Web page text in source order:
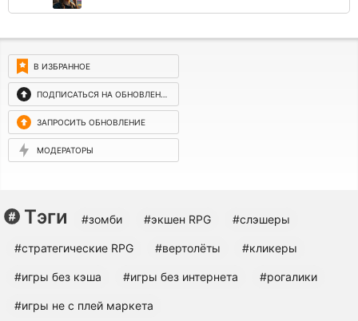
В ИЗБРАННОЕ
ПОДПИСАТЬСЯ НА ОБНОВЛЕНИЯ
ЗАПРОСИТЬ ОБНОВЛЕНИЕ
МОДЕРАТОРЫ
Тэги #зомби #экшен RPG #слэшеры
#cтратегические RPG #вертолёты #кликеры
#игры без кэша #игры без интернета #рогалики
#игры не с плей маркета